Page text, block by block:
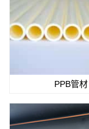
PPB管材